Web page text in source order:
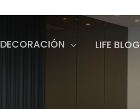
DECORACIÓN LIFE BLOG